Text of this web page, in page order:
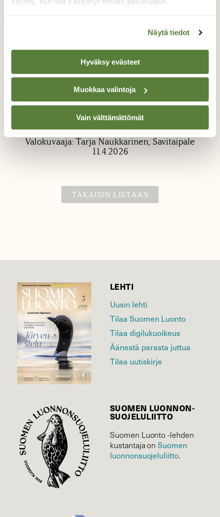
Näytä tiedot
Hyväksy evästeet
Muokkaa valintoja
Vain välttämättömät
Paju kukkii
mesiaterialle.
Valokuvaaja: Tarja Naukkarinen, Savitaipale
11.4.2026
TAKAISIN LISTAAN
LEHTI
Uusin lehti
Tilaa Suomen Luonto
Tilaa digilukuoikeus
Äänestä parasta juttua
Tilaa uutiskirje
SUOMEN LUONNON­
SUOJELU­LIITTO
Suomen Luonto -lehden
kustantaja onSuomen
luonnonsuojelu­liitto.